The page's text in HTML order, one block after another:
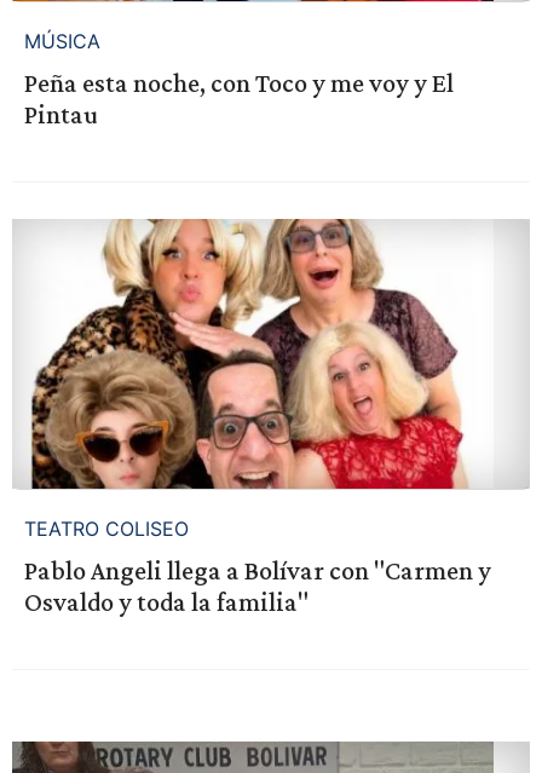
MÚSICA
Peña esta noche, con Toco y me voy y El
Pintau
TEATRO COLISEO
Pablo Angeli llega a Bolívar con "Carmen y
Osvaldo y toda la familia"